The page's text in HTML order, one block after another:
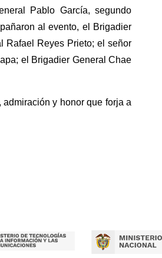
Pablo García, segundo
al evento, el Brigadier
Rafael Reyes Prieto; el señor
el Brigadier General Chae
y honor que forja a